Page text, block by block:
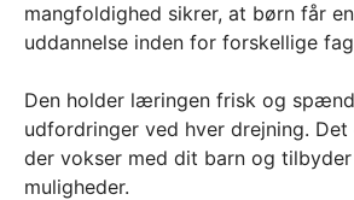
mangfoldighed sikrer, at børn får
uddannelse inden for forskellige
Den holder læringen frisk og
udfordringer ved hver drejning.
der vokser med dit barn og tilbyder
muligheder.